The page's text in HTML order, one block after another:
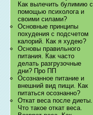
Как вылечить булимию с
помощью психолога и
своими силами?
Основные принципы
похудения с подсчетом
калорий. Как я худею?
Основы правильного
питания. Как часто
делать разгрузочные
дни? Про ПП
Осознанное питание и
внешний вид пищи. Как
питаться осознанно?
Откат веса после диеты.
Что такое откат веса.